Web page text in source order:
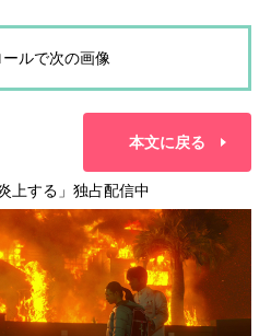
ルで次の画像
本文に戻る
上する」独占配信中